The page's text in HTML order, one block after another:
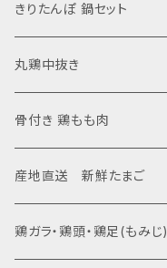
きりたんぽ 鍋セット
丸鶏中抜き
骨付き 鶏もも肉
産地直送 新鮮たまご
鶏ガラ・鶏頭・鶏足(もみじ)